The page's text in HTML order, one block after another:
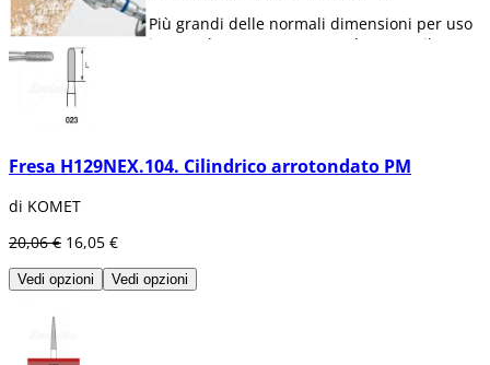
Più grandi delle normali dimensioni per uso
intraorale e soprattutto per l'uso con il
Fresa H129NEX.104. Cilindrico arrotondato PM
di KOMET
20,06 € 16,05 €
Vedi opzioni Vedi opzioni